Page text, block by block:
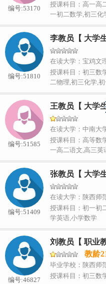
编号:53170
授课科目：高一高
一初二数学,初三化
编号:51810
李教员【 大学生
在读大学：宝鸡文
授课科目：初三数
二物理,初三化学,
编号:51585
王教员【 大学
在读大学：中南大
授课科目：高等数
一高二语文,高三英
编号:51409
张教员【 大学生
在读大学：陕西师
授课科目：初一初
学英语,小学数学
编号:46827
刘教员【 职业
教龄
毕业学校：陕西师
授课科目：初三数